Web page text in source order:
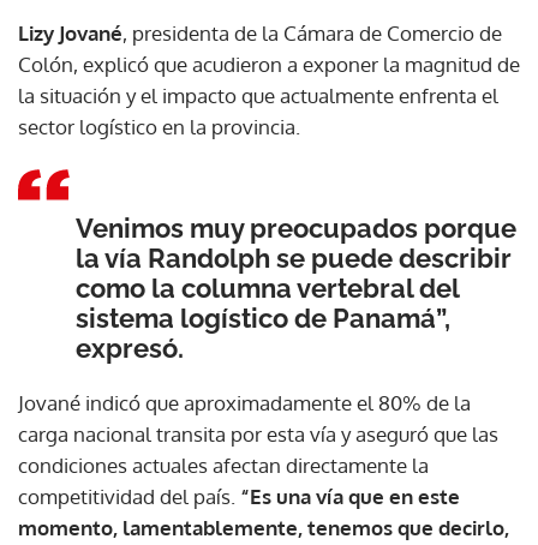
Lizy Jované, presidenta de la Cámara de Comercio de
Colón, explicó que acudieron a exponer la magnitud de
la situación y el impacto que actualmente enfrenta el
sector logístico en la provincia.
Venimos muy preocupados porque
la vía Randolph se puede describir
como la columna vertebral del
sistema logístico de Panamá”,
expresó.
Jované indicó que aproximadamente el 80% de la
carga nacional transita por esta vía y aseguró que las
condiciones actuales afectan directamente la
competitividad del país. “Es una vía que en este
momento, lamentablemente, tenemos que decirlo,